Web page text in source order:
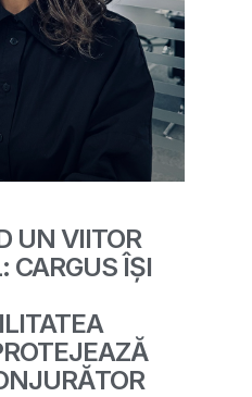
UN VIITOR
CARGUS ÎȘI